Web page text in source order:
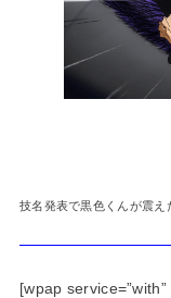
技名発表で黒色くんが震え
[wpap